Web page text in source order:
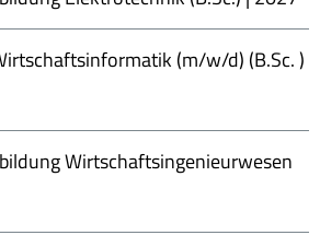
(m/w/d) (B.Sc. )
Wirtschaftsingenieurwesen